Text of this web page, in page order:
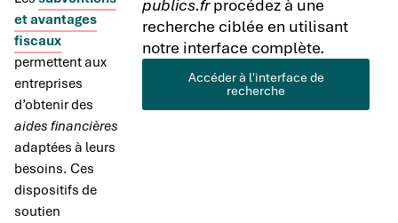
et avantages
fiscaux
permettent aux
entreprises
d’obtenir des
aides financières
adaptées à leurs
besoins. Ces
dispositifs de
soutien
publics.frprocédez à une
recherche ciblée en utilisant
notre interface complète.
Accéder à l'interface de
recherche